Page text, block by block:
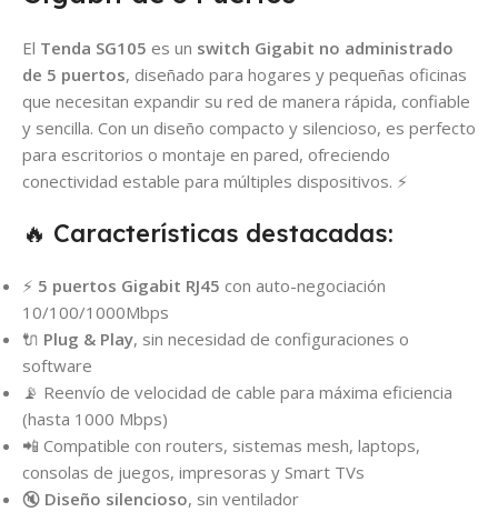
El Tenda SG105 es un switch Gigabit no administrado
de 5 puertos, diseñado para hogares y pequeñas oficinas
que necesitan expandir su red de manera rápida, confiable
y sencilla. Con un diseño compacto y silencioso, es perfecto
para escritorios o montaje en pared, ofreciendo
conectividad estable para múltiples dispositivos. ⚡
🔥 Características destacadas:
⚡ 5 puertos Gigabit RJ45 con auto-negociación
10/100/1000Mbps
🔌 Plug & Play, sin necesidad de configuraciones o
software
📡 Reenvío de velocidad de cable para máxima eficiencia
(hasta 1000 Mbps)
📲 Compatible con routers, sistemas mesh, laptops,
consolas de juegos, impresoras y Smart TVs
🔇 Diseño silencioso, sin ventilador